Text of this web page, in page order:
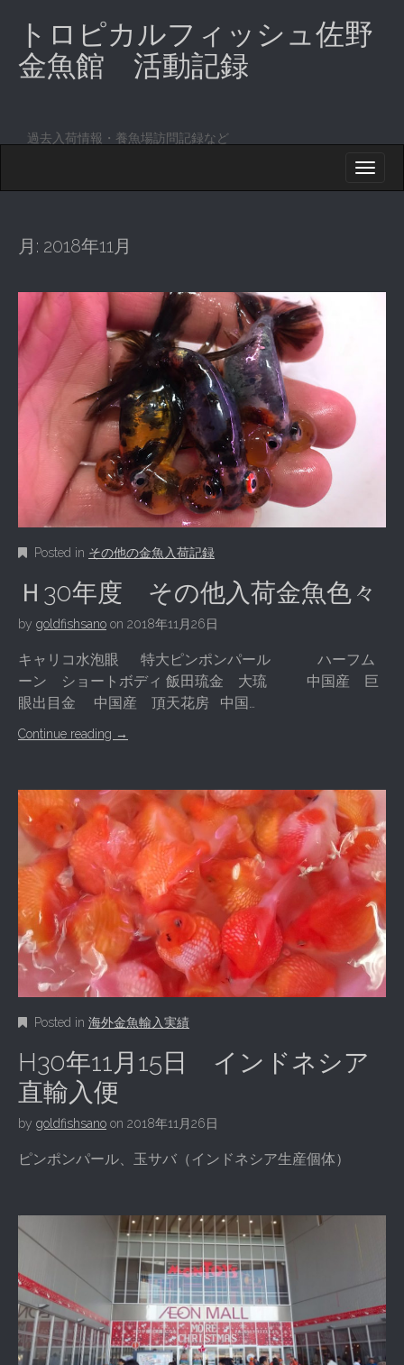
トロピカルフィッシュ佐野
金魚館 活動記録
過去入荷情報・養魚場訪問記録など
N
M
N
U
O
C
N
N
T
月: 2018年11月
Posted in その他の金魚入荷記録
Ｈ30年度 その他入荷金魚色々
by goldfishsano on 2018年11月26日
キャリコ水泡眼 特大ピンポンパール ハーフム
ーン ショートボディ 飯田琉金 大琉 中国産 巨
眼出目金 中国産 頂天花房 中国…
Continue reading →
Posted in 海外金魚輸入実績
H30年11月15日 インドネシア
直輸入便
by goldfishsano on 2018年11月26日
ピンポンパール、玉サバ（インドネシア生産個体）